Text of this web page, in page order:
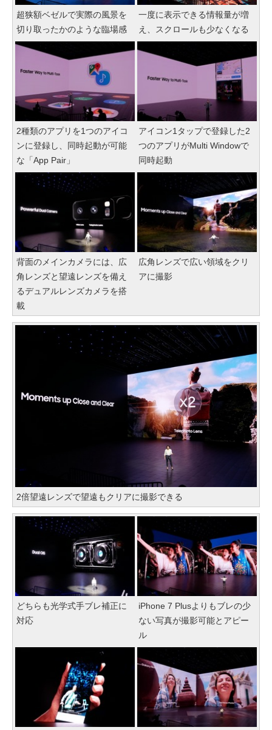
超狭額ベゼルで実際の風景を
切り取ったかのような臨場感
一度に表示できる情報量が増
え、スクロールも少なくなる
2種類のアプリを1つのアイコ
ンに登録し、同時起動が可能
な「App Pair」
アイコン1タップで登録した2
つのアプリがMulti Windowで
同時起動
背面のメインカメラには、広
角レンズと望遠レンズを備え
るデュアルレンズカメラを搭
載
広角レンズで広い領域をクリ
アに撮影
2倍望遠レンズで望遠もクリアに撮影できる
どちらも光学式手ブレ補正に
対応
iPhone 7 Plusよりもブレの少
ない写真が撮影可能とアピー
ル